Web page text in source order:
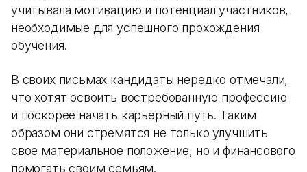
учитывала мотивацию и потенциал участников,
необходимые для успешного прохождения
обучения.
В своих письмах кандидаты нередко отмечали,
что хотят освоить востребованную профессию
и поскорее начать карьерный путь. Таким
образом они стремятся не только улучшить
свое материальное положение, но и финансового
помогать своим семьям.